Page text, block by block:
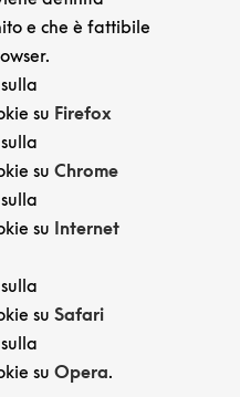
e che è fattibile
su Firefox
su Chrome
su Internet
su Safari
su Opera.